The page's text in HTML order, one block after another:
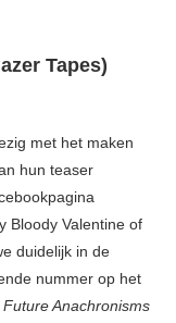
Tapes)
met het maken
hun teaser
Bloody Valentine of
duidelijk in de
nummer op het
Future Anachronisms